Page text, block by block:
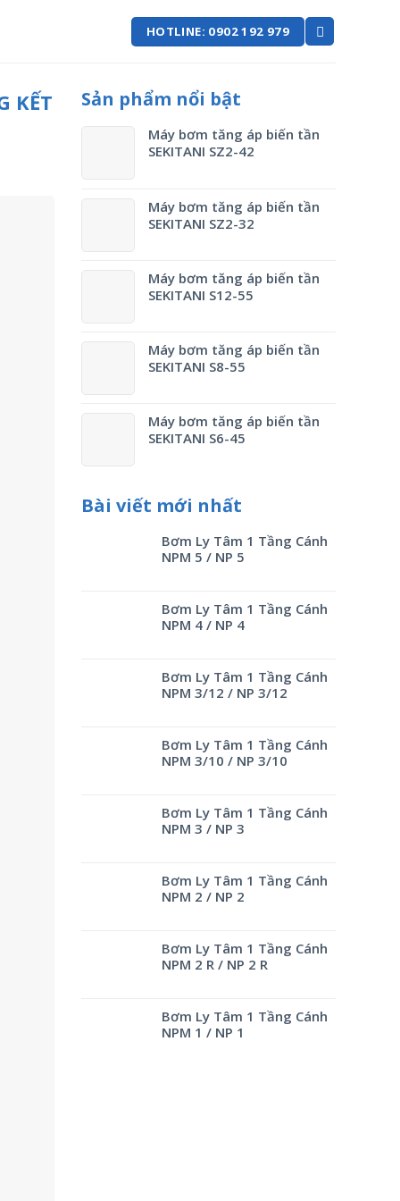
HOTLINE: 0902 192 979
KẾT Sản phẩm nổi bật
Máy bơm tăng áp biến tần
SEKITANI SZ2-42
Máy bơm tăng áp biến tần
SEKITANI SZ2-32
Máy bơm tăng áp biến tần
SEKITANI S12-55
Máy bơm tăng áp biến tần
SEKITANI S8-55
Máy bơm tăng áp biến tần
SEKITANI S6-45
Bài viết mới nhất
Bơm Ly Tâm 1 Tầng Cánh
NPM 5 / NP 5
Bơm Ly Tâm 1 Tầng Cánh
NPM 4 / NP 4
Bơm Ly Tâm 1 Tầng Cánh
NPM 3/12 / NP 3/12
Bơm Ly Tâm 1 Tầng Cánh
NPM 3/10 / NP 3/10
Bơm Ly Tâm 1 Tầng Cánh
NPM 3 / NP 3
Bơm Ly Tâm 1 Tầng Cánh
NPM 2 / NP 2
Bơm Ly Tâm 1 Tầng Cánh
NPM 2 R / NP 2 R
Bơm Ly Tâm 1 Tầng Cánh
NPM 1 / NP 1